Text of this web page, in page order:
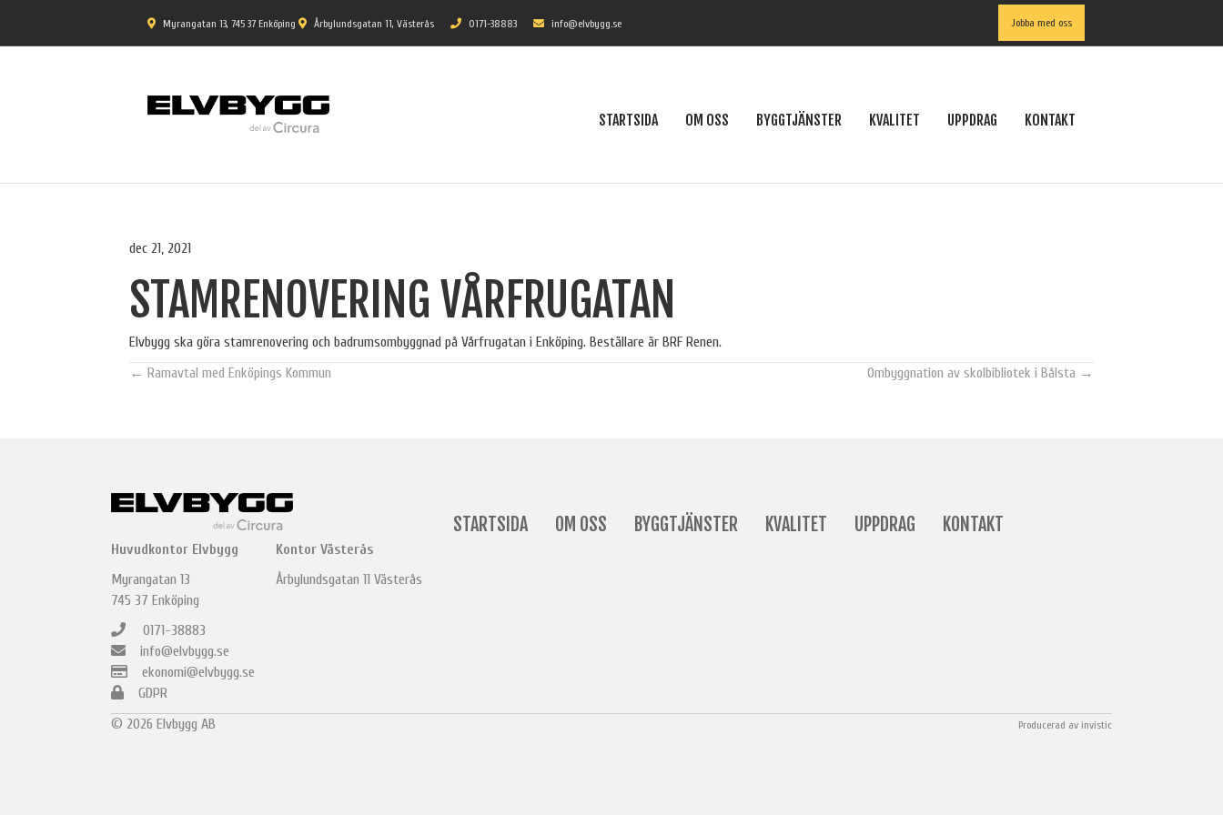
Myrangatan 13, 745 37 Enköping Årbylundsgatan 11, Västerås 0171-38883 info@elvbygg.se Jobba med oss
STARTSIDA OM OSS BYGGTJÄNSTER KVALITET UPPDRAG KONTAKT
dec 21, 2021
STAMRENOVERING VÅRFRUGATAN
Elvbygg ska göra stamrenovering och badrumsombyggnad på Vårfrugatan i Enköping. Beställare är BRF Renen.
POSTS
← Ramavtal med Enköpings Kommun Ombyggnation av skolbibliotek i Bålsta →
Huvudkontor Elvbygg
Myrangatan 13
745 37 Enköping
Kontor Västerås
Årbylundsgatan 11 Västerås
0171-38883
info@elvbygg.se
ekonomi@elvbygg.se
GDPR
STARTSIDA OM OSS BYGGTJÄNSTER KVALITET UPPDRAG KONTAKT
© 2026 Elvbygg AB Producerad av invistic